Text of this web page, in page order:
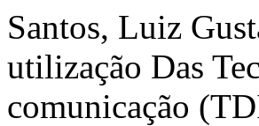
Santos, Luiz
utilização Das
comunicação